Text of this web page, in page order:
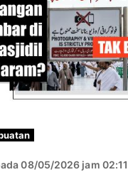
08/05/2026 jam 02:11